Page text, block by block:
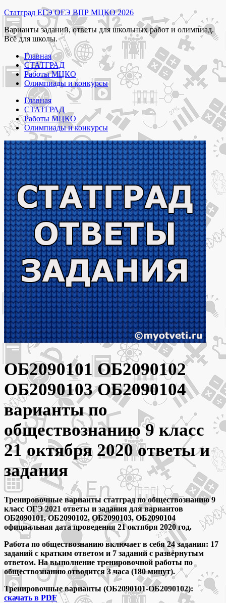
Перейти
к
содержимому
Статград ЕГЭ ОГЭ ВПР МЦКО 2026
Варианты заданий, ответы для школьных работ и олимпиад.
Всё для школы.
Главная
СТАТГРАД
Работы МЦКО
Олимпиады и конкурсы
Главная
СТАТГРАД
Работы МЦКО
Олимпиады и конкурсы
ОБ2090101 ОБ2090102
ОБ2090103 ОБ2090104
варианты по
обществознанию 9 класс
21 октября 2020 ответы и
задания
Тренировочные варианты статград по обществознанию 9
класс ОГЭ 2021 ответы и задания для вариантов
ОБ2090101, ОБ2090102, ОБ2090103, ОБ2090104
официальная дата проведения 21 октября 2020 год.
Работа по обществознанию включает в себя 24 задания: 17
заданий с кратким ответом и 7 заданий с развёрнутым
ответом. На выполнение тренировочной работы по
обществознанию отводится 3 часа (180 минут).
Тренировочные варианты (ОБ2090101-ОБ2090102):
скачать в PDF